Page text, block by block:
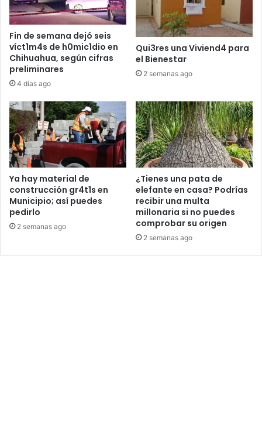
Fin de semana dejó seis
víct1m4s de h0mic1dio en
Chihuahua, según cifras
preliminares
4 días ago
Qui3res una Viviend4 para
el Bienestar
2 semanas ago
Ya hay material de
construcción gr4t1s en
Municipio; así puedes
pedirlo
2 semanas ago
¿Tienes una pata de
elefante en casa? Podrías
recibir una multa
millonaria si no puedes
comprobar su origen
2 semanas ago